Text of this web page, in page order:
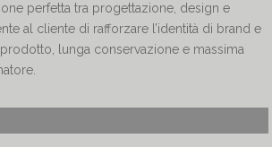
perfetta tra progettazione, design e
al cliente di rafforzare l’identità di brand e
lunga conservazione e massima